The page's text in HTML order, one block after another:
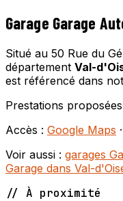
Garage Garage
Situé au 50 Rue du
département Val-
est référencé dans
Prestations
Accès : Google Maps ·
Voir aussi : garages
Garage dans Val-
// À proximité